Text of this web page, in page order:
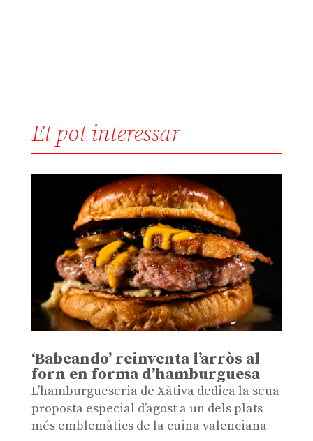
Et pot interessar
‘Babeando’ reinventa l’arròs al
forn en forma d’hamburguesa
L’hamburgueseria de Xàtiva dedica la seua
proposta especial d’agost a un dels plats
més emblemàtics de la cuina valenciana